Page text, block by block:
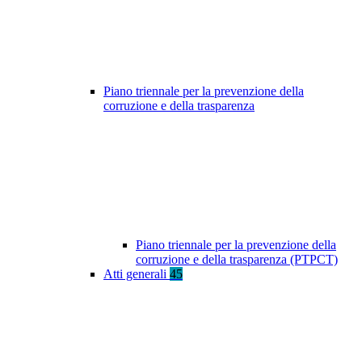
Piano triennale per la prevenzione della
corruzione e della trasparenza
Piano triennale per la prevenzione della
corruzione e della trasparenza (PTPCT)
Atti generali 45